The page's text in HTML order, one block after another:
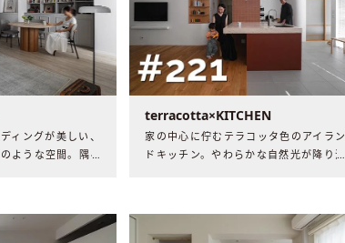
ィングが美しい、
ような空間。隅々
terracotta×KITCHEN
家の中心に佇むテラコッタ色のアイラン
ドキッチン。やわらかな自然光が降り注